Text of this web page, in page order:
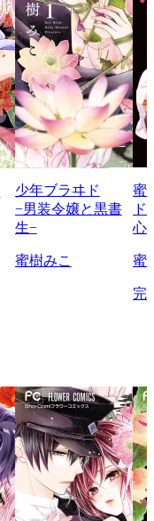
少年ブラヰド
−男装令嬢と黒書
生−
蜜樹みこ
蜜
心
蜜
完